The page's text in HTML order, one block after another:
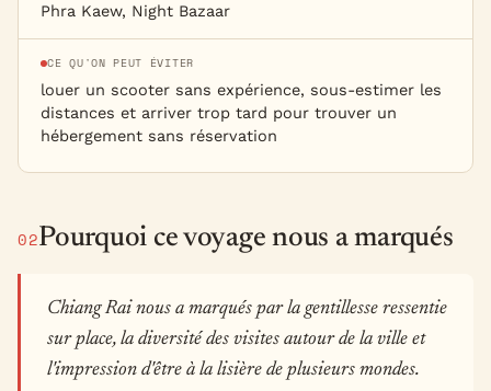
Phra Kaew, Night Bazaar
CE QU'ON PEUT ÉVITER
louer un scooter sans expérience, sous-estimer les
distances et arriver trop tard pour trouver un
hébergement sans réservation
02Pourquoi ce voyage nous a marqués
Chiang Rai nous a marqués par la gentillesse ressentie
sur place, la diversité des visites autour de la ville et
l'impression d'être à la lisière de plusieurs mondes.